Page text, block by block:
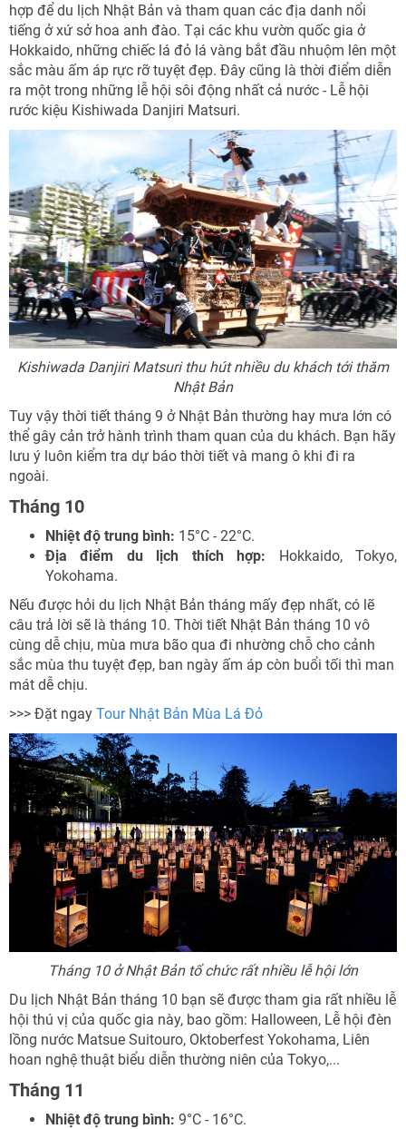
hợp để du lịch Nhật Bản và tham quan các địa danh nổi
tiếng ở xứ sở hoa anh đào. Tại các khu vườn quốc gia ở
Hokkaido, những chiếc lá đỏ lá vàng bắt đầu nhuộm lên một
sắc màu ấm áp rực rỡ tuyệt đẹp. Đây cũng là thời điểm diễn
ra một trong những lễ hội sôi động nhất cả nước - Lễ hội
rước kiệu Kishiwada Danjiri Matsuri.
Kishiwada Danjiri Matsuri thu hút nhiều du khách tới thăm
Nhật Bản
Tuy vậy thời tiết tháng 9 ở Nhật Bản thường hay mưa lớn có
thể gây cản trở hành trình tham quan của du khách. Bạn hãy
lưu ý luôn kiểm tra dự báo thời tiết và mang ô khi đi ra
ngoài.
Tháng 10
Nhiệt độ trung bình: 15°C - 22°C.
Địa điểm du lịch thích hợp: Hokkaido, Tokyo,
Yokohama.
Nếu được hỏi du lịch Nhật Bản tháng mấy đẹp nhất, có lẽ
câu trả lời sẽ là tháng 10. Thời tiết Nhật Bản tháng 10 vô
cùng dễ chịu, mùa mưa bão qua đi nhường chỗ cho cảnh
sắc mùa thu tuyệt đẹp, ban ngày ấm áp còn buổi tối thì man
mát dễ chịu.
>>> Đặt ngay Tour Nhật Bản Mùa Lá Đỏ
Tháng 10 ở Nhật Bản tổ chức rất nhiều lễ hội lớn
Du lịch Nhật Bản tháng 10 bạn sẽ được tham gia rất nhiều lễ
hội thú vị của quốc gia này, bao gồm: Halloween, Lễ hội đèn
lồng nước Matsue Suitouro, Oktoberfest Yokohama, Liên
hoan nghệ thuật biểu diễn thường niên của Tokyo,...
Tháng 11
Nhiệt độ trung bình: 9°C - 16°C.